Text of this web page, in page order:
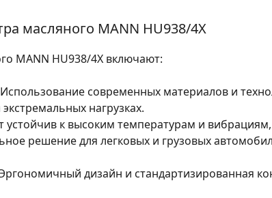
масляного MANN HU938/4X
MANN HU938/4X включают:
Использование современных материалов и
нагрузках.
устойчив к высоким температурам и
решение для легковых и грузовых
дизайн и стандартизированная